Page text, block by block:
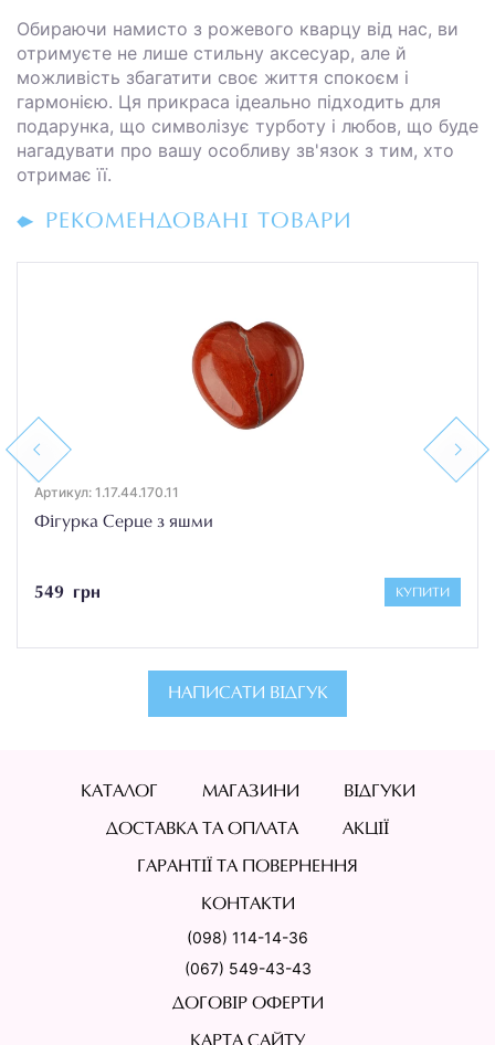
Обираючи намисто з рожевого кварцу від нас, ви
отримуєте не лише стильну аксесуар, але й
можливість збагатити своє життя спокоєм і
гармонією. Ця прикраса ідеально підходить для
подарунка, що символізує турботу і любов, що буде
нагадувати про вашу особливу зв'язок з тим, хто
отримає її.
РЕКОМЕНДОВАНІ ТОВАРИ
Previous
Артикул: 1.17.44.170.11
Фігурка Серце з яшми
549 грн КУПИТИ
Next
НАПИСАТИ ВІДГУК
КАТАЛОГ МАГАЗИНИ ВІДГУКИ
ДОСТАВКА ТА ОПЛАТА АКЦІЇ
ГАРАНТІЇ ТА ПОВЕРНЕННЯ
КОНТАКТИ
(098) 114-14-36
(067) 549-43-43
ДОГОВІР ОФЕРТИ
КАРТА САЙТУ